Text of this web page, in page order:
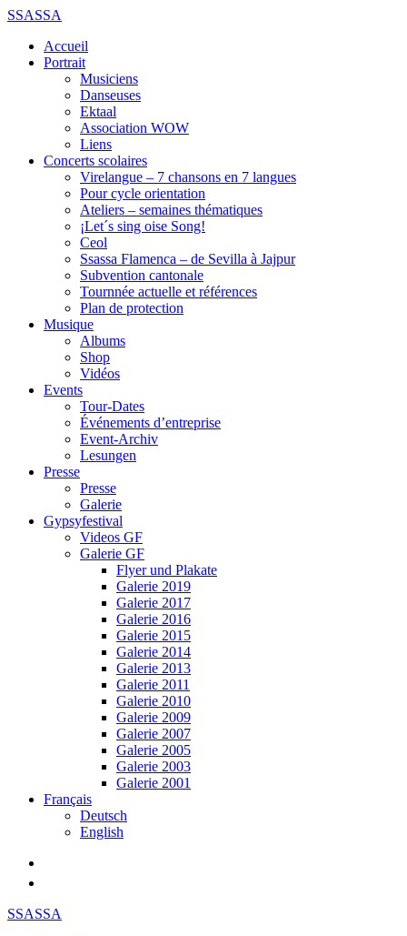
SSASSA
Accueil
Portrait
Musiciens
Danseuses
Ektaal
Association WOW
Liens
Concerts scolaires
Virelangue – 7 chansons en 7 langues
Pour cycle orientation
Ateliers – semaines thématiques
¡Let´s sing oise Song!
Ceol
Ssassa Flamenca – de Sevilla à Jajpur
Subvention cantonale
Tournnée actuelle et références
Plan de protection
Musique
Albums
Shop
Vidéos
Events
Tour-Dates
Événements d’entreprise
Event-Archiv
Lesungen
Presse
Presse
Galerie
Gypsyfestival
Videos GF
Galerie GF
Flyer und Plakate
Galerie 2019
Galerie 2017
Galerie 2016
Galerie 2015
Galerie 2014
Galerie 2013
Galerie 2011
Galerie 2010
Galerie 2009
Galerie 2007
Galerie 2005
Galerie 2003
Galerie 2001
Français
Deutsch
English
SSASSA